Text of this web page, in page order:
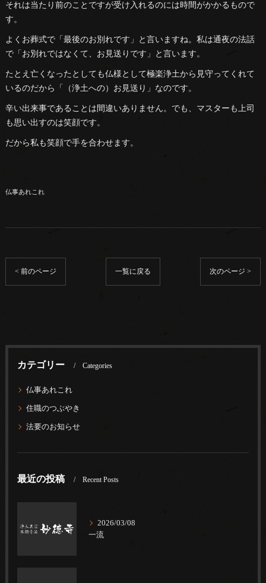
それは当たり前のことですが受け入れるのには時間がかかるもので
す。
よくお葬式で「最後のお別れです」と言いますね。私は通夜の法話
で「お別れではなくて、お見送りです」と言います。
たとえ亡くなったとしても仏様として極楽浄土から見守ってくれて
いるのだから「（浄土への）お見送り」なのです。
辛い出来事であることは間違いありません。でも、マスターも上司
も思い出すのは笑顔です。
だから私も笑顔で手を合わせます。
仏事あれこれ
< 前のページ 一覧に戻る 次のページ >
カテゴリー Categories
仏事あれこれ
住職のつぶやき
法要のお知らせ
最近の投稿 Recent Posts
2026/03/08
一流